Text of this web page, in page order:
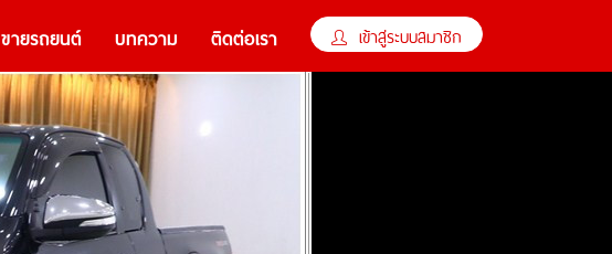
ขายรถยนต์ บทความ ติดต่อเรา เข้าสู่ระบบสมาชิก